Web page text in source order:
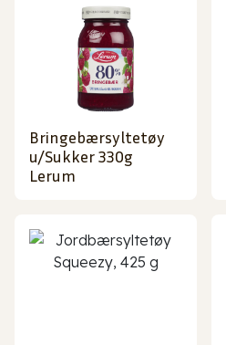
Bringebærsyltetøy
u/Sukker 330g
Lerum